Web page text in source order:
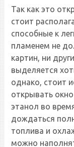
Так как это
стоит
способные к
пламенем не
картин, ни
выделяется
однако, стоит
открывать
этанол во
дождаться
топлива и
можно